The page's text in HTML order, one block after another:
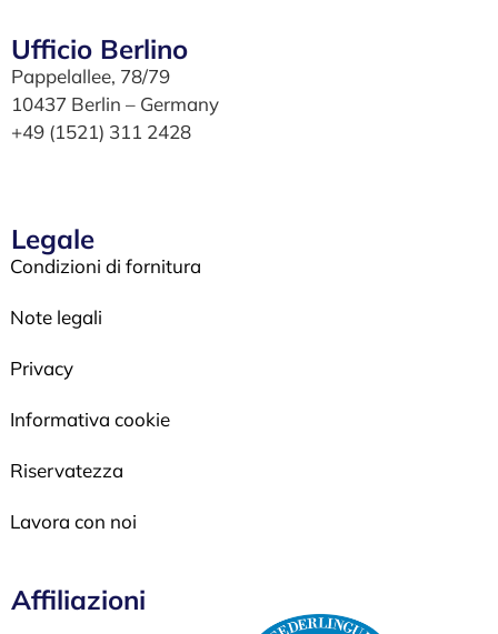
Ufficio Berlino
Pappelallee, 78/79
10437 Berlin – Germany
+49 (1521) 311 2428
Legale
Condizioni di fornitura
Note legali
Privacy
Informativa cookie
Riservatezza
Lavora con noi
Affiliazioni